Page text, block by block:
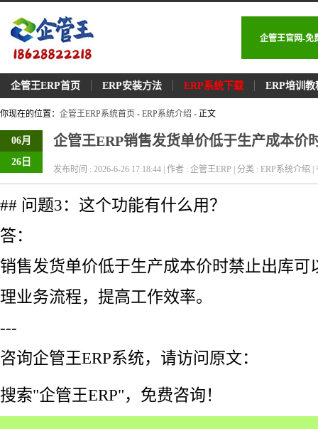
企管王官网-免
企管王ERP首页 ERP安装方法 ERP系统下载 ERP培训教
你现在的位置： 企管王ERP系统首页 - ERP系统介绍 - 正文
06月
26日
企管王ERP销售发货单价低于生产成本价
发布时间 : 2026-6-26 17:18:44 | 作者 : 企管王ERP | 分类 : ERP系统介绍 |
## 问题3：这个功能有什么用？
答：
销售发货单价低于生产成本价时禁止出库可
理业务流程，提高工作效率。
---
咨询企管王ERP系统，请访问原文：
搜索"企管王ERP"，免费咨询！